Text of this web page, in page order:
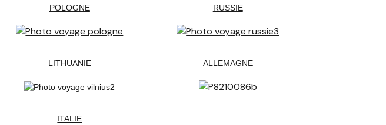
POLOGNE RUSSIE
LITHUANIE ALLEMAGNE
ITALIE